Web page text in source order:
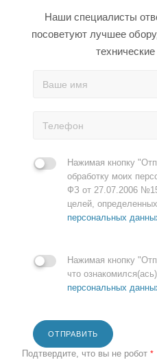
Наши специалисты
посоветуют лучшее
Нажимая кнопку
обработку моих
ФЗ от 27.07.2006
целей, определенных
персональных
Нажимая кнопку
что
персональных
ОТПРАВИТЬ
Подтвердите, что вы не робот *